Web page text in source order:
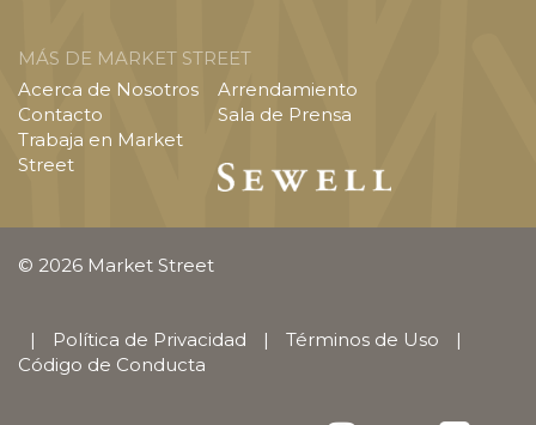
MÁS DE MARKET STREET
Acerca de Nosotros
Contacto
Trabaja en Market
Street
Arrendamiento
Sala de Prensa
© 2026 Market Street
| Política de Privacidad | Términos de Uso
|
Código de Conducta